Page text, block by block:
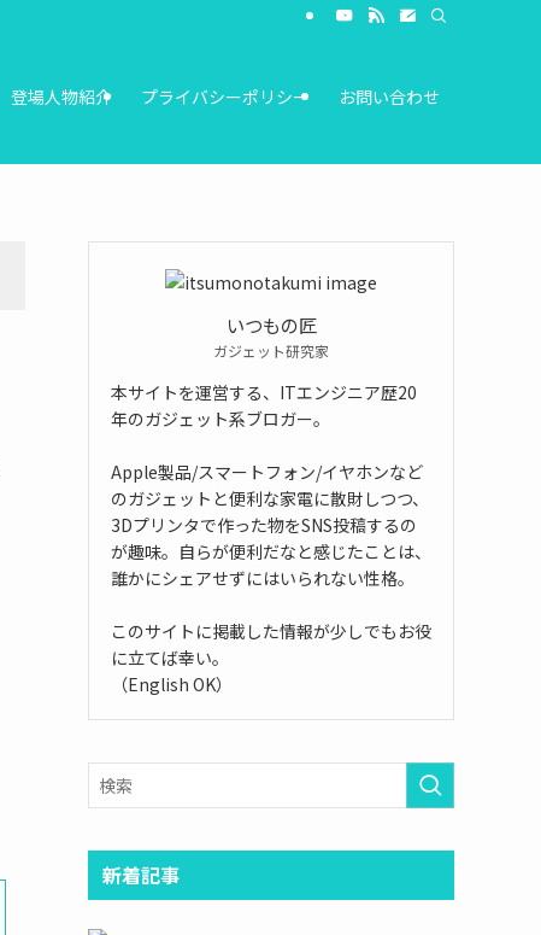
登場人物紹介 プライバシーポリシー お問い合わせ
いつもの匠
ガジェット研究家
本サイトを運営する、ITエンジニア歴20
年のガジェット系ブロガー。
Apple製品/スマートフォン/イヤホンなど
のガジェットと便利な家電に散財しつつ、
3Dプリンタで作った物をSNS投稿するの
が趣味。自らが便利だなと感じたことは、
誰かにシェアせずにはいられない性格。
このサイトに掲載した情報が少しでもお役
に立てば幸い。
（English OK）
新着記事